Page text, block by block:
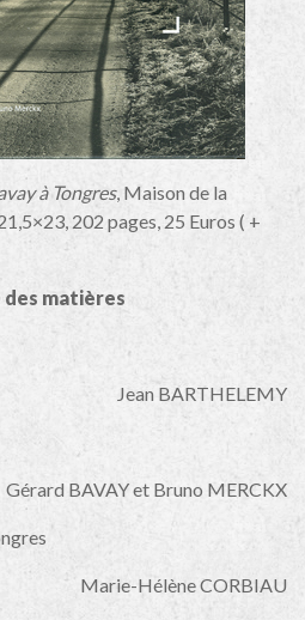
à Tongres, Maison de la
202 pages, 25 Euros ( +
des matières
Jean BARTHELEMY
Gérard BAVAY et Bruno MERCKX
Marie-Hélène CORBIAU